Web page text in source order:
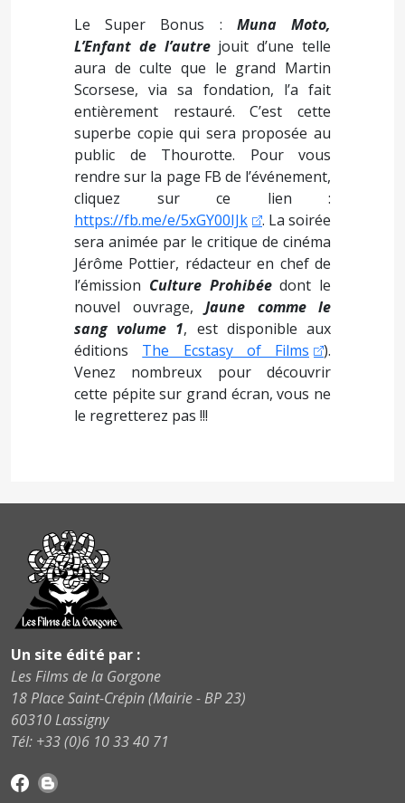
Le Super Bonus : Muna Moto,
L’Enfant de l’autrejouit d’une telle
aura de culte que le grand Martin
Scorsese, via sa fondation, l’a fait
entièrement restauré. C’est cette
superbe copie qui sera proposée au
public de Thourotte. Pour vous
rendre sur la page FB de l’événement,
cliquez sur ce lien :
https://fb.me/e/5xGY00IJk
. La soirée
sera animée par le critique de cinéma
Jérôme Pottier, rédacteur en chef de
l’émission Culture Prohibéedont le
nouvel ouvrage, Jaune comme le
sang volume 1, est disponible aux
éditions The Ecstasy of Films
).
Venez nombreux pour découvrir
cette pépite sur grand écran, vous ne
le regretterez pas !!!
Un site édité par :
Les Films de la Gorgone
18 Place Saint-Crépin (Mairie - BP 23)
60310 Lassigny
Tél: +33 (0)6 10 33 40 71